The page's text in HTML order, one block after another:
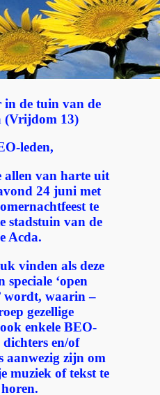
in de tuin van de
(Vrijdom 13)
leden,
van harte uit
24 juni met
te
stadstuin van de
Acda.
vinden als deze
speciale ‘open
wordt, waarin –
gezellige
ook enkele BEO-
en/of
aanwezig zijn om
muziek of tekst te